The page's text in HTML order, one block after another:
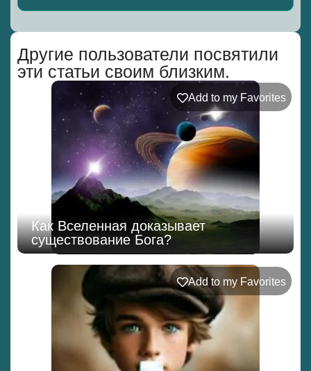
Другие пользователи посвятили
эти статьи своим близким.
Add to my Favorites
Как Вселенная доказывает
существование Бога?
Add to my Favorites
Alternative: